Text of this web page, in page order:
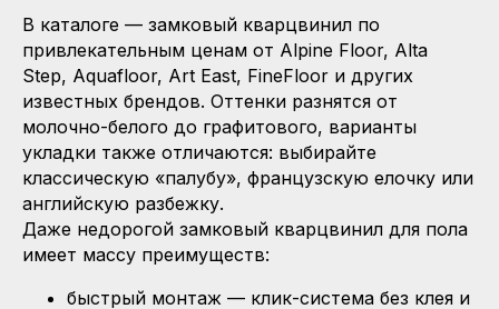
В каталоге — замковый кварцвинил по
привлекательным ценам от Alpine Floor, Alta
Step, Aquafloor, Art East, FineFloor и других
известных брендов. Оттенки разнятся от
молочно-белого до графитового, варианты
укладки также отличаются: выбирайте
классическую «палубу», французскую елочку или
английскую разбежку.
Даже недорогой замковый кварцвинил для пола
имеет массу преимуществ:
быстрый монтаж — клик-система без клея и